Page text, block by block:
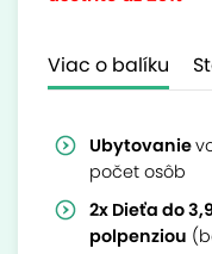
Viac o balíku
Ubytovanie
počet osôb
2x Dieťa do
polpenziou